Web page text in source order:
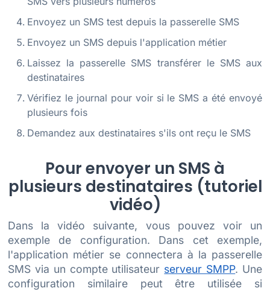
Envoyez un SMS test depuis la passerelle SMS
Envoyez un SMS depuis l'application métier
Laissez la passerelle SMS transférer le SMS aux
destinataires
Vérifiez le journal pour voir si le SMS a été envoyé
plusieurs fois
Demandez aux destinataires s'ils ont reçu le SMS
Pour envoyer un SMS à
plusieurs destinataires (tutoriel
vidéo)
Dans la vidéo suivante, vous pouvez voir un
exemple de configuration. Dans cet exemple,
l'application métier se connectera à la passerelle
SMS via un compte utilisateur serveur SMPP. Une
configuration similaire peut être utilisée si